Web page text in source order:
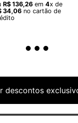
R$ 136,26 em 4x de
34,06 no cartão de
descontos